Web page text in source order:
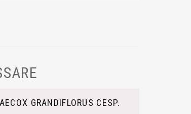
GRANDIFLORUS CESP.